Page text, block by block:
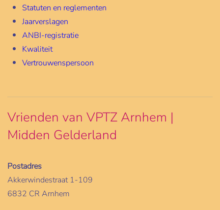
Statuten en reglementen
Jaarverslagen
ANBI-registratie
Kwaliteit
Vertrouwenspersoon
Vrienden van VPTZ Arnhem |
Midden Gelderland
Postadres
Akkerwindestraat 1-109
6832 CR Arnhem